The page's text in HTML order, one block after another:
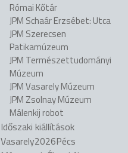
Római Kőtár
JPM Schaár Erzsébet: Utca
JPM Szerecsen
Patikamúzeum
JPM Természettudományi
Múzeum
JPM Vasarely Múzeum
JPM Zsolnay Múzeum
Málenkij robot
Időszaki kiállítások
Vasarely2026Pécs